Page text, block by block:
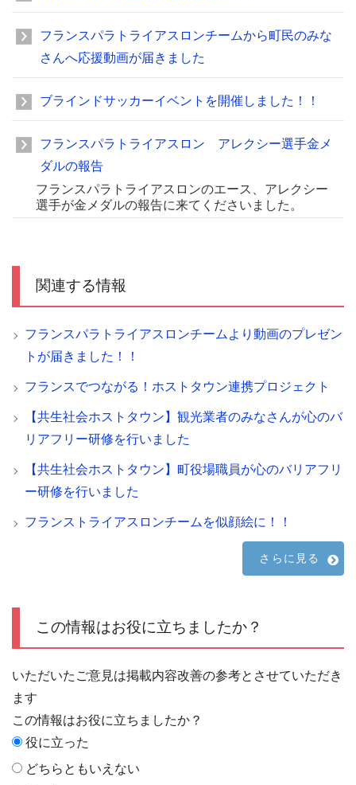
フランスパラトライアスロンチームから町民のみな
さんへ応援動画が届きました
ブラインドサッカーイベントを開催しました！！
フランスパラトライアスロン アレクシー選手金メ
ダルの報告
フランスパラトライアスロンのエース、アレクシー
選手が金メダルの報告に来てくださいました。
関連する情報
フランスパラトライアスロンチームより動画のプレゼン
トが届きました！！
フランスでつながる！ホストタウン連携プロジェクト
【共生社会ホストタウン】観光業者のみなさんが心のバ
リアフリー研修を行いました
【共生社会ホストタウン】町役場職員が心のバリアフリ
ー研修を行いました
フランストライアスロンチームを似顔絵に！！
さらに見る
この情報はお役に立ちましたか？
いただいたご意見は掲載内容改善の参考とさせていただき
ます
この情報はお役に立ちましたか？
役に立った
どちらともいえない